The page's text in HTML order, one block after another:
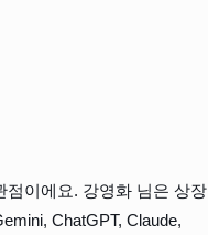
점이에요. 강영화 님은 상장
ChatGPT, Claude,